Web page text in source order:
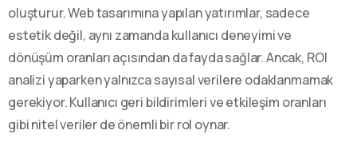
oluşturur. Web tasarımına yapılan yatırımlar, sadece
estetik değil, aynı zamanda kullanıcı deneyimi ve
dönüşüm oranları açısından da fayda sağlar. Ancak, ROI
analizi yaparken yalnızca sayısal verilere odaklanmamak
gerekiyor. Kullanıcı geri bildirimleri ve etkileşim oranları
gibi nitel veriler de önemli bir rol oynar.